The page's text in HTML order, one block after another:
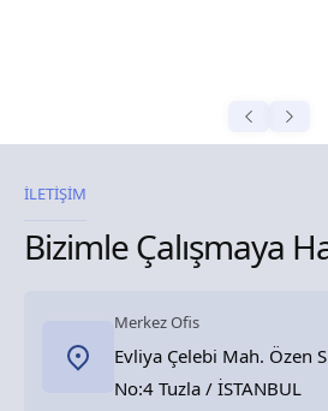
İLETİŞİM
Bizimle Çalışmaya
Merkez Ofis
Evliya Çelebi Mah. Özen
No:4 Tuzla / İSTANBUL